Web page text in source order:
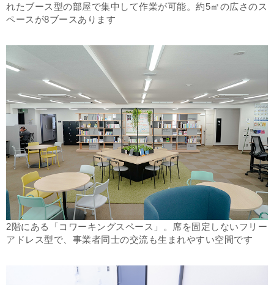
れたブース型の部屋で集中して作業が可能。約5㎡の広さのス
ペースが8ブースあります
2階にある「コワーキングスペース」。席を固定しないフリー
アドレス型で、事業者同士の交流も生まれやすい空間です